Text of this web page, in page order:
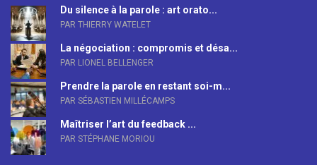
Du silence à la parole : art orato...
PAR THIERRY WATELET
La négociation : compromis et désa...
PAR LIONEL BELLENGER
Prendre la parole en restant soi-m...
PAR SÉBASTIEN MILLÉCAMPS
Maîtriser l’art du feedback ...
PAR STÉPHANE MORIOU